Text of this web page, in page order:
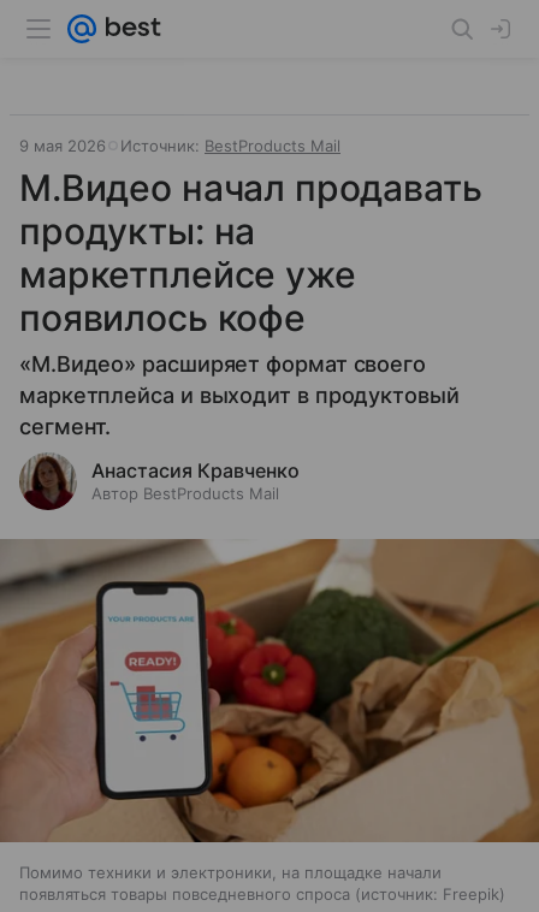
9 мая 2026 Источник: BestProducts Mail
М.Видео начал продавать
продукты: на
маркетплейсе уже
появилось кофе
«М.Видео» расширяет формат своего
маркетплейса и выходит в продуктовый
сегмент.
Анастасия Кравченко
Автор BestProducts Mail
Помимо техники и электроники, на площадке начали
появляться товары повседневного спроса
источник: Freepik